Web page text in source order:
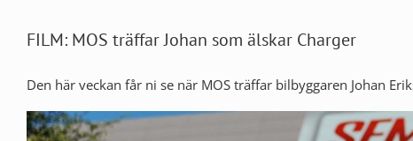
FILM: MOS träffar Johan som älskar Charger
Den här veckan får ni se när MOS träffar bilbyggaren Johan